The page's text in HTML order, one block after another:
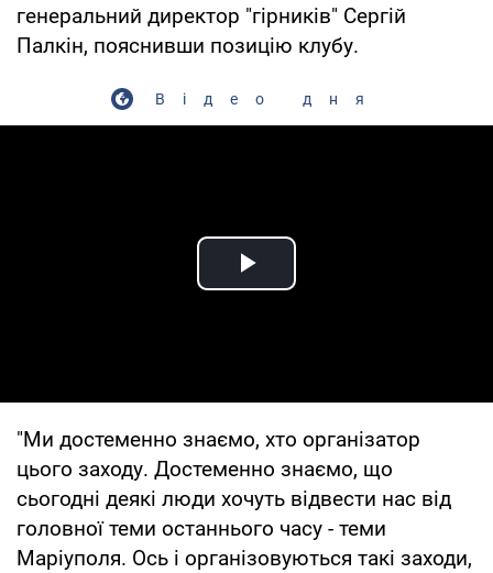
генеральний директор "гірників" Сергій
Палкін, пояснивши позицію клубу.
Відео дня
Play Video
"Ми достеменно знаємо, хто організатор
цього заходу. Достеменно знаємо, що
сьогодні деякі люди хочуть відвести нас від
головної теми останнього часу - теми
Маріуполя. Ось і організовуються такі заходи,